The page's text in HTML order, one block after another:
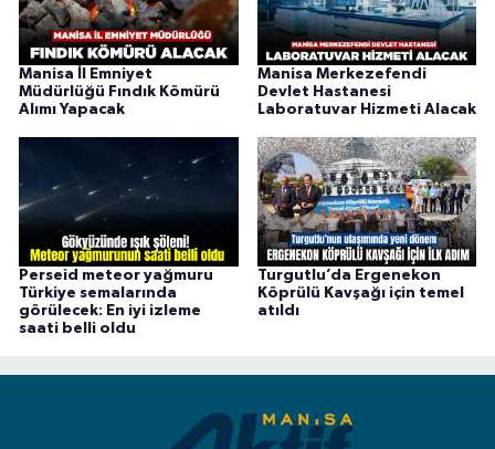
Manisa İl Emniyet
Müdürlüğü Fındık Kömürü
Alımı Yapacak
Manisa Merkezefendi
Devlet Hastanesi
Laboratuvar Hizmeti Alacak
Perseid meteor yağmuru
Türkiye semalarında
görülecek: En iyi izleme
saati belli oldu
Turgutlu’da Ergenekon
Köprülü Kavşağı için temel
atıldı